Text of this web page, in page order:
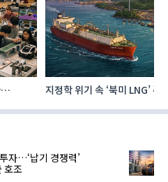
지정학 위기 속 ‘북미 LNG’
자…‘납기 경쟁력’
호조